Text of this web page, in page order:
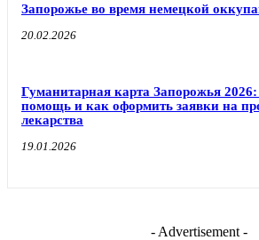
Запорожье во время немецкой
20.02.2026
Гуманитарная карта Запорожья 2026:
помощь и как оформить заявки на
лекарства
19.01.2026
- Advertisement -